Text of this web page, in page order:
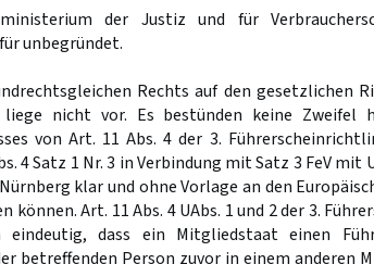
der Justiz und für
unbegründet.
Rechts auf den gesetzlichen
nicht vor. Es bestünden keine Zweifel
von Art. 11 Abs. 4 der 3.
4 Satz 1 Nr. 3 in Verbindung mit Satz 3 FeV mit
klar und ohne Vorlage an den
können. Art. 11 Abs. 4 UAbs. 1 und 2 der 3.
eindeutig, dass ein Mitgliedstaat einen
betreffenden Person zuvor in einem anderen